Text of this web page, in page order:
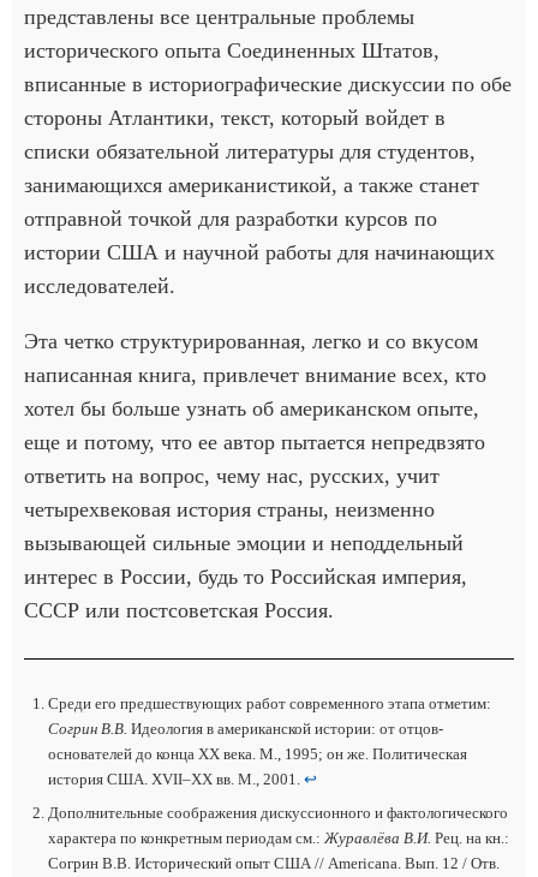
представлены все центральные проблемы
исторического опыта Соединенных Штатов,
вписанные в историографические дискуссии по обе
стороны Атлантики, текст, который войдет в
списки обязательной литературы для студентов,
занимающихся американистикой, а также станет
отправной точкой для разработки курсов по
истории США и научной работы для начинающих
исследователей.
Эта четко структурированная, легко и со вкусом
написанная книга, привлечет внимание всех, кто
хотел бы больше узнать об американском опыте,
еще и потому, что ее автор пытается непредвзято
ответить на вопрос, чему нас, русских, учит
четырехвековая история страны, неизменно
вызывающей сильные эмоции и неподдельный
интерес в России, будь то Российская империя,
СССР или постсоветская Россия.
Среди его предшествующих работ современного этапа отметим:
Согрин В.В. Идеология в американской истории: от отцов-
основателей до конца XX века. М., 1995; он же. Политическая
история США. XVII–XX вв. М., 2001. ↩
Дополнительные соображения дискуссионного и фактологического
характера по конкретным периодам см.: Журавлёва В.И. Рец. на кн.:
Согрин В.В. Исторический опыт США // Americana. Вып. 12 / Отв.